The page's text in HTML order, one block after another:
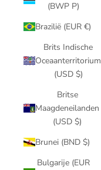
(BWP P)
Brazilië (EUR €)
Brits Indische
Oceaanterritorium
(USD $)
Britse
Maagdeneilanden
(USD $)
Brunei (BND $)
Bulgarije (EUR